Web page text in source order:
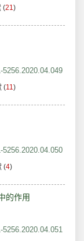
(21)
(11)
(4)
的作用